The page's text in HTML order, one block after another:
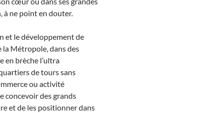
à ne point en douter.
et le développement de
la Métropole, dans des
brèche l’ultra
de tours sans
ou activité
concevoir des grands
et de les positionner dans